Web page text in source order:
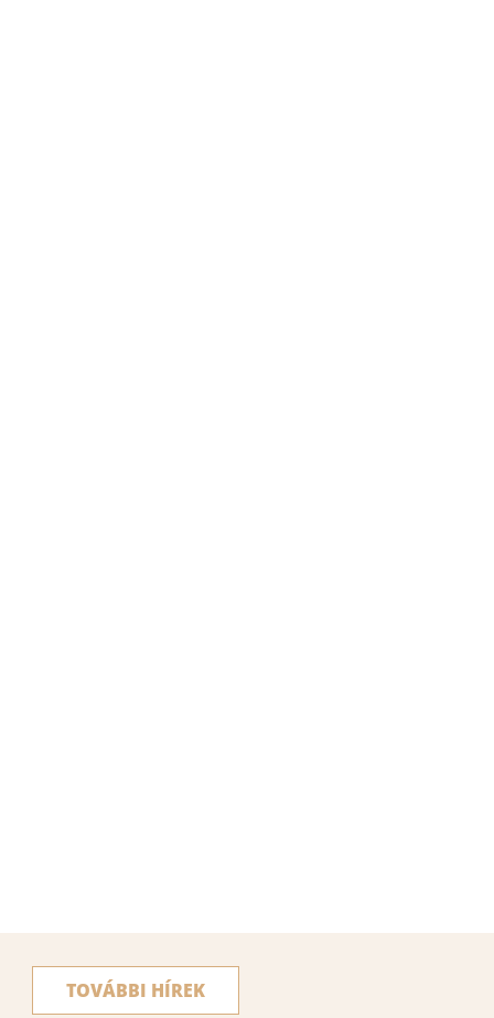
TOVÁBBI HÍREK